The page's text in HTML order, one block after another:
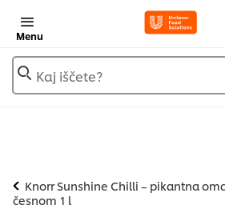
Menu
Kaj iščete?
Knorr Sunshine Chilli – pikantna
česnom 1 l